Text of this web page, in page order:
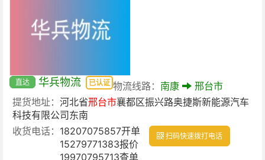
直达 华兵物流 已认证 物流线路： 南康
邢台市
提货地址： 河北省邢台市襄都区振兴路奥捷斯新能源汽车
科技有限公司东南
收货电话： 18207075857开单
15279771383报价
19970795713查单
扫码快速拨打电话